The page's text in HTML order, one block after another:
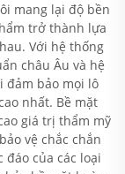
mang lại độ bền
trở thành lựa
Với hệ thống
châu Âu và hệ
đảm bảo mọi lô
nhất. Bề mặt
giá trị thẩm mỹ
vệ chắc chắn
đáo của các loại